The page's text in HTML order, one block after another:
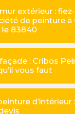
extérieur :
de peinture à
83840
: Cribos
vous faut
d’intérieur